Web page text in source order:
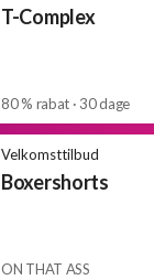
T-Complex
80 % rabat · 30 dage
Velkomsttilbud
Boxershorts
ON THAT ASS